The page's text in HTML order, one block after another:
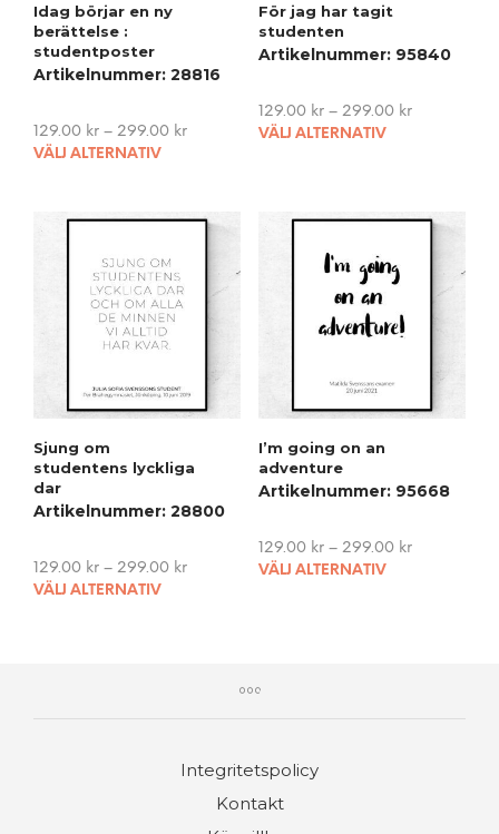
Idag börjar en ny
berättelse :
studentposter
Artikelnummer: 28816
129.00 kr – 299.00 kr
VÄLJ ALTERNATIV
multiple
The
page
För jag har tagit
studenten
Artikelnummer: 95840
129.00 kr– 299.00 kr
VÄLJ ALTERNATIV
Sjung om
studentens lyckliga
dar
Artikelnummer: 28800
129.00 kr – 299.00 kr
VÄLJ ALTERNATIV
be
chosen
I’m going on an
adventure
Artikelnummer: 95668
129.00 kr– 299.00 kr
VÄLJ ALTERNATIV
Integritetspolicy
Kontakt